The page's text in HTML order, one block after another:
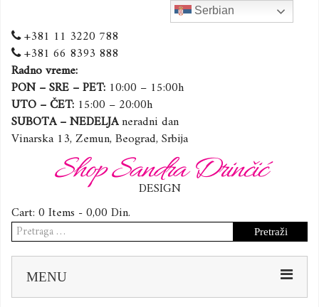
+381 11 3220 788
+381 66 8393 888
Radno vreme:
PON – SRE – PET: 10:00 – 15:00h
UTO – ČET: 15:00 – 20:00h
SUBOTA – NEDELJAneradni dan
Vinarska 13, Zemun, Beograd, Srbija
Shop Sandra Drinčić
DESIGN
Cart: 0 Items -0,00 Din.
Pretraga
za:
MENU
Serbian